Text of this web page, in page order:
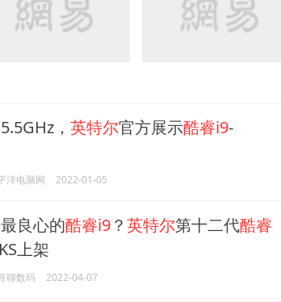
， 英特尔官方展示酷睿i9-
洋电脑网 2022-01-05
良心的酷睿i9？英特尔第十二代酷睿
上架
聊数码 2022-04-07